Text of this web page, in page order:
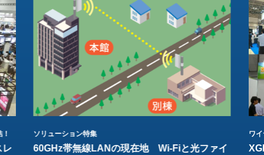
レ
ソリューション特集
60GHz帯無線LANの現在地 Wi-Fiと光ファイ
ワ